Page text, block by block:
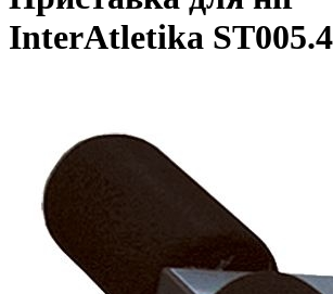
InterAtletika